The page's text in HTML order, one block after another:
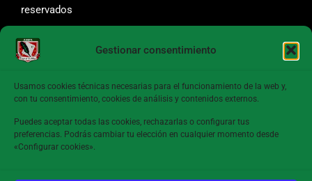
Gestionar consentimiento
Usamos cookies técnicas necesarias para el funcionamiento de la web y,
con tu consentimiento, cookies de análisis y contenidos externos.
Puedes aceptar todas las cookies, rechazarlas o configurar tus
preferencias. Podrás cambiar tu elección en cualquier momento desde
«Configurar cookies».
reservados
SÍGUENOS
CONTACTA CON NOSOTROS